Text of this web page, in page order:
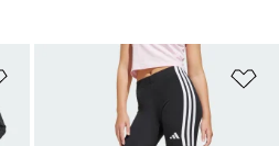
Añadir a la lista de deseos